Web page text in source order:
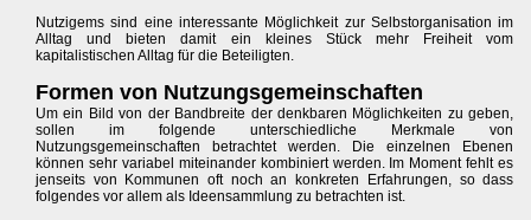
Nutzigems sind eine interessante Möglichkeit zur Selbstorganisation im
Alltag und bieten damit ein kleines Stück mehr Freiheit vom
kapitalistischen Alltag für die Beteiligten.
Formen von Nutzungsgemeinschaften
Um ein Bild von der Bandbreite der denkbaren Möglichkeiten zu geben,
sollen im folgende unterschiedliche Merkmale von
Nutzungsgemeinschaften betrachtet werden. Die einzelnen Ebenen
können sehr variabel miteinander kombiniert werden. Im Moment fehlt es
jenseits von Kommunen oft noch an konkreten Erfahrungen, so dass
folgendes vor allem als Ideensammlung zu betrachten ist.